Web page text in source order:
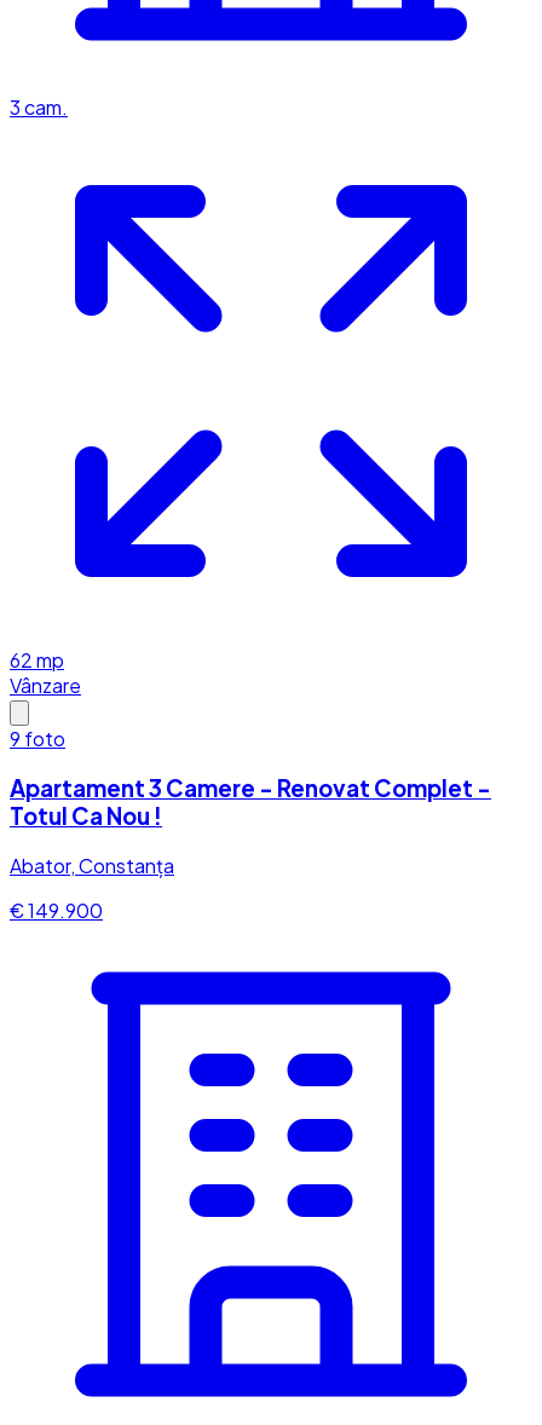
3cam.
62mp
Vânzare
9 foto
Apartament 3 Camere - Renovat Complet -
Totul Ca Nou !
Abator, Constanța
€ 149.900